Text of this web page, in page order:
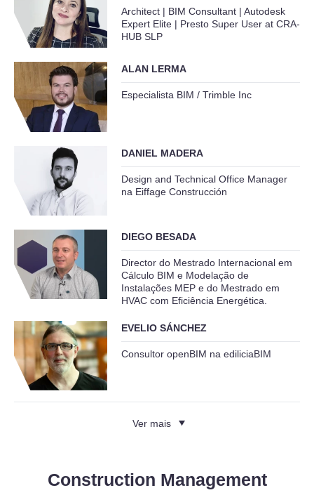
Architect | BIM Consultant | Autodesk
Expert Elite | Presto Super User at CRA-
HUB SLP
ALAN LERMA
Especialista BIM / Trimble Inc
DANIEL MADERA
Design and Technical Office Manager
na Eiffage Construcción
DIEGO BESADA
Director do Mestrado Internacional em
Cálculo BIM e Modelação de
Instalações MEP e do Mestrado em
HVAC com Eficiência Energética.
EVELIO SÁNCHEZ
Consultor openBIM na ediliciaBIM
Ver mais
Construction Management